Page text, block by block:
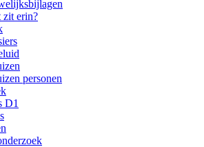
zit erin?
personen
D1